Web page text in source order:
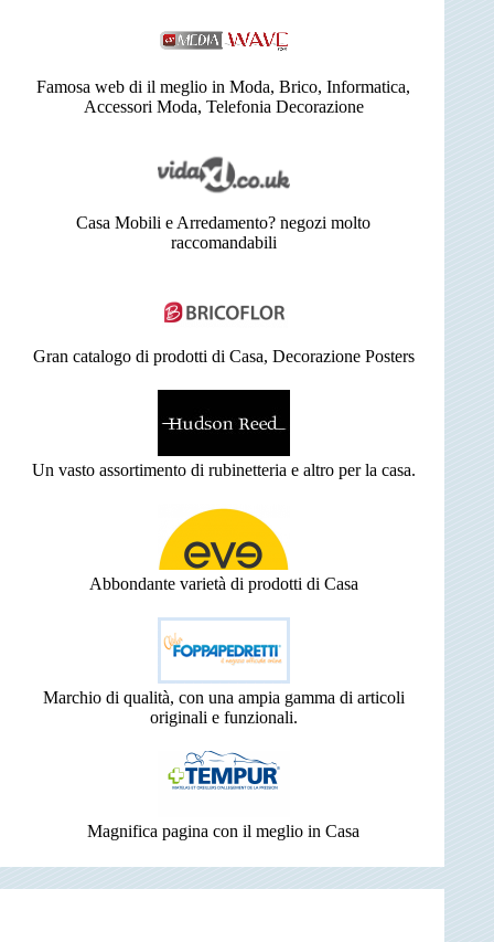
Famosa web di il meglio in Moda, Brico, Informatica,
Accessori Moda, Telefonia Decorazione
Casa Mobili e Arredamento? negozi molto
raccomandabili
Gran catalogo di prodotti di Casa, Decorazione Posters
Un vasto assortimento di rubinetteria e altro per la casa.
Abbondante varietà di prodotti di Casa
Marchio di qualità, con una ampia gamma di articoli
originali e funzionali.
Magnifica pagina con il meglio in Casa